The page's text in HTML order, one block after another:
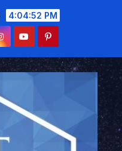
4:04:54 PM